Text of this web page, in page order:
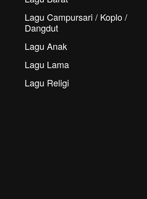
Lagu Campursari / Koplo /
Dangdut
Lagu Anak
Lagu Lama
Lagu Religi